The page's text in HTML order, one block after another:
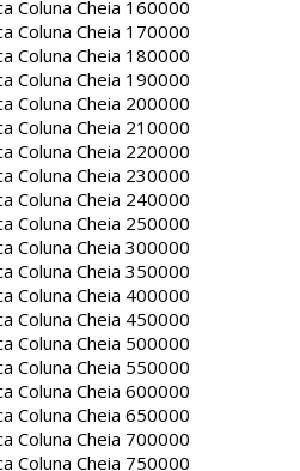
Coluna Cheia 160000
Coluna Cheia 170000
Coluna Cheia 180000
Coluna Cheia 190000
Coluna Cheia 200000
Coluna Cheia 210000
Coluna Cheia 220000
Coluna Cheia 230000
Coluna Cheia 240000
Coluna Cheia 250000
Coluna Cheia 300000
Coluna Cheia 350000
Coluna Cheia 400000
Coluna Cheia 450000
Coluna Cheia 500000
Coluna Cheia 550000
Coluna Cheia 600000
Coluna Cheia 650000
Coluna Cheia 700000
Coluna Cheia 750000